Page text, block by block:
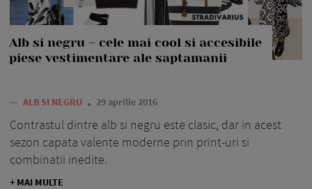
Alb si negru – cele mai cool si accesibile
piese vestimentare ale saptamanii
— ALB SI NEGRU 29 aprilie 2016
Contrastul dintre alb si negru este clasic, dar in acest
sezon capata valente moderne prin print-uri si
combinatii inedite.
+ MAI MULTE